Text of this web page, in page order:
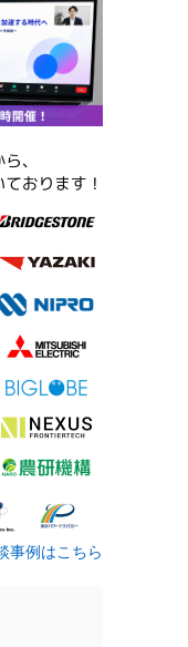
事例はこちら